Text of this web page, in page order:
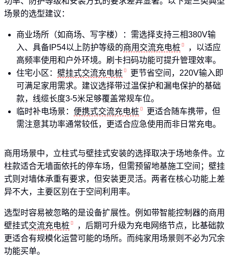
场景的选型建议：
商业场所（如商场、写字楼）：需选择支持三相380V输
入、具备IP54以上防护等级的商用交流充电桩
，以适应
高频率使用和户外环境。刷卡扫码功能可提升管理效率。
住宅小区： 壁挂式交流充电桩
更节省空间，220V输入即
可满足家用需求。建议选择带过温保护和漏电保护的基础
款，线缆长度3-5米足够覆盖常规车位。
临时补电场景： 便携式交流充电桩
更适合随车携带，但
需注意其功率通常较低，更适合应急使用而非日常充电。
商用场景中，立柱式与壁挂式安装的选择取决于场地条件。立
柱款适合无墙面依托的停车场，但需预留地基施工空间；壁挂
式则对墙体承重有要求，但安装更灵活。两者在核心功能上差
异不大，主要区别在于空间利用率。
选型时容易被忽略的是设备扩展性。例如带智能控制器的商用
壁挂式交流充电桩
，后期可升级为充电网络节点，比基础款
更适合有规模化运营可能的场所。而纯家用场景则不必为冗余
功能买单。